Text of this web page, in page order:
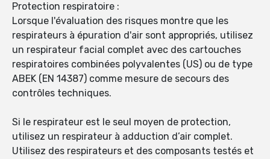
Protection respiratoire :
Lorsque l'évaluation des risques montre que les
respirateurs à épuration d'air sont appropriés, utilisez
un respirateur facial complet avec des cartouches
respiratoires combinées polyvalentes (US) ou de type
ABEK (EN 14387) comme mesure de secours des
contrôles techniques.
Si le respirateur est le seul moyen de protection,
utilisez un respirateur à adduction d’air complet.
Utilisez des respirateurs et des composants testés et